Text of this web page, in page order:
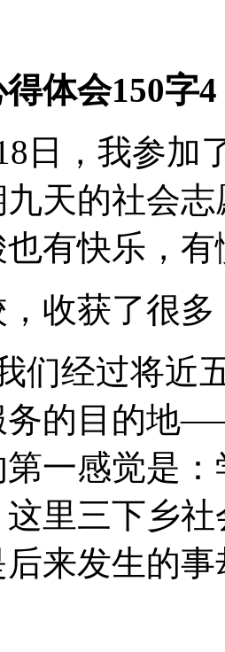
体会150字4
日，我参加
天的社会
有快乐，
收获了很多
们经过将近
务的目的地
一感觉是
里三下乡
来发生的